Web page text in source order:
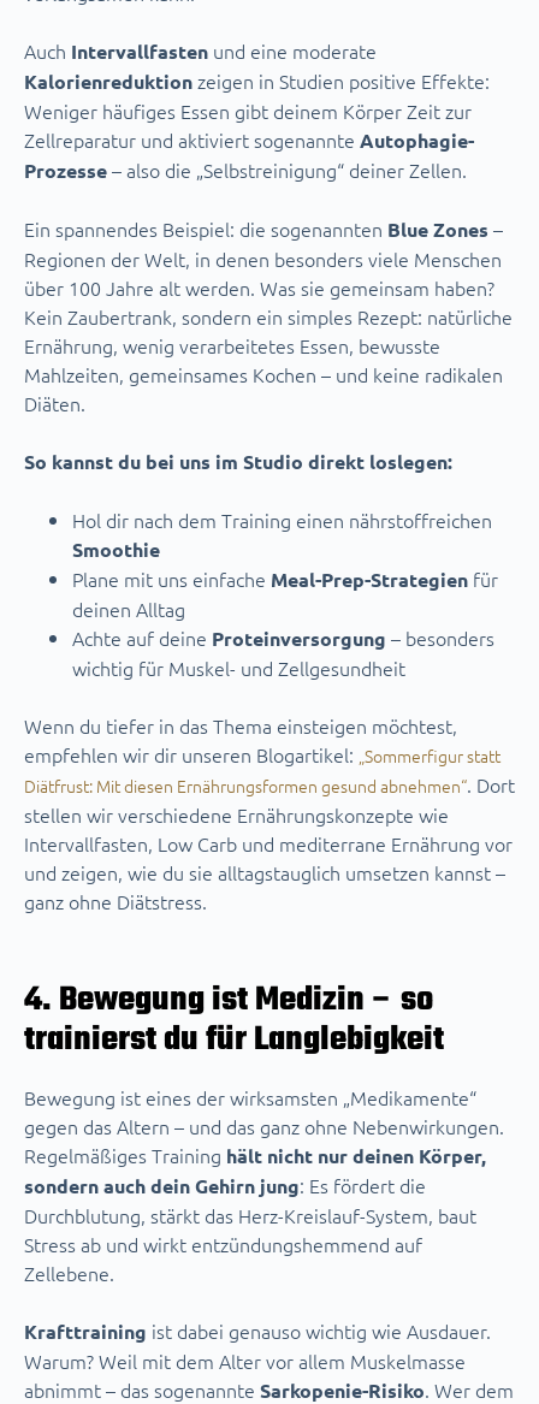
Auch Intervallfasten und eine moderate
Kalorienreduktionzeigen in Studien positive Effekte:
Weniger häufiges Essen gibt deinem Körper Zeit zur
Zellreparatur und aktiviert sogenannte Autophagie-
Prozesse– also die „Selbstreinigung“ deiner Zellen.
Ein spannendes Beispiel: die sogenannten Blue Zones –
Regionen der Welt, in denen besonders viele Menschen
über 100 Jahre alt werden. Was sie gemeinsam haben?
Kein Zaubertrank, sondern ein simples Rezept: natürliche
Ernährung, wenig verarbeitetes Essen, bewusste
Mahlzeiten, gemeinsames Kochen – und keine radikalen
Diäten.
So kannst du bei uns im Studio direkt loslegen:
Hol dir nach dem Training einen nährstoffreichen
Smoothie
Plane mit uns einfache Meal-Prep-Strategien für
deinen Alltag
Achte auf deine Proteinversorgung – besonders
wichtig für Muskel- und Zellgesundheit
Wenn du tiefer in das Thema einsteigen möchtest,
empfehlen wir dir unseren Blogartikel: „Sommerfigur statt
Diätfrust: Mit diesen Ernährungsformen gesund abnehmen“. Dort
stellen wir verschiedene Ernährungskonzepte wie
Intervallfasten, Low Carb und mediterrane Ernährung vor
und zeigen, wie du sie alltagstauglich umsetzen kannst –
ganz ohne Diätstress.
4. Bewegung ist Medizin – so
trainierst du für Langlebigkeit
Bewegung ist eines der wirksamsten „Medikamente“
gegen das Altern – und das ganz ohne Nebenwirkungen.
Regelmäßiges Training hält nicht nur deinen Körper,
sondern auch dein Gehirn jung: Es fördert die
Durchblutung, stärkt das Herz-Kreislauf-System, baut
Stress ab und wirkt entzündungshemmend auf
Zellebene.
Krafttraining ist dabei genauso wichtig wie Ausdauer.
Warum? Weil mit dem Alter vor allem Muskelmasse
abnimmt – das sogenannte Sarkopenie-Risiko. Wer dem